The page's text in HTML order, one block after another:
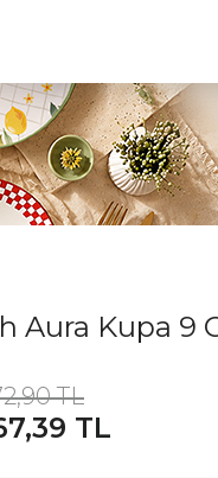
Aura Kupa 9
TL
TL